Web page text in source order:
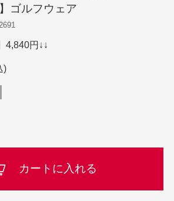
ゴルフウェア
4,840円↓↓
)
カートに入れる